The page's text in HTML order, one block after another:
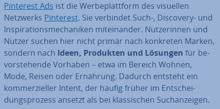
Pinterest Ads ist die Wer­be­platt­form des visuellen
Netzwerks Pinterest. Sie verbindet Such-, Discovery- und
In­spi­ra­ti­ons­me­cha­ni­ken mit­ein­an­der. Nut­ze­rin­nen und
Nutzer suchen hier nicht primär nach konkreten Marken,
sondern nach Ideen, Produkten und Lösungen für be­
vor­ste­hen­de Vorhaben – etwa im Bereich Wohnen,
Mode, Reisen oder Ernährung. Dadurch entsteht ein
kom­mer­zi­el­ler Intent, der häufig früher im Ent­schei­
dungs­pro­zess ansetzt als bei klas­si­schen Such­an­zei­gen.